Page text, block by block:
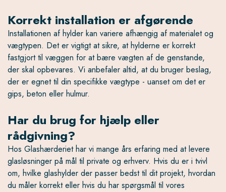
Korrekt installation er afgørende
Installationen af hylder kan variere afhængig af materialet og
vægtypen. Det er vigtigt at sikre, at hylderne er korrekt
fastgjort til væggen for at bære vægten af de genstande,
der skal opbevares. Vi anbefaler altid, at du bruger beslag,
der er egnet til din specifikke vægtype - uanset om det er
gips, beton eller hulmur.
Har du brug for hjælp eller
rådgivning?
Hos Glashærderiet har vi mange års erfaring med at levere
glasløsninger på mål til private og erhverv. Hvis du er i tvivl
om, hvilke glashylder der passer bedst til dit projekt, hvordan
du måler korrekt eller hvis du har spørgsmål til vores